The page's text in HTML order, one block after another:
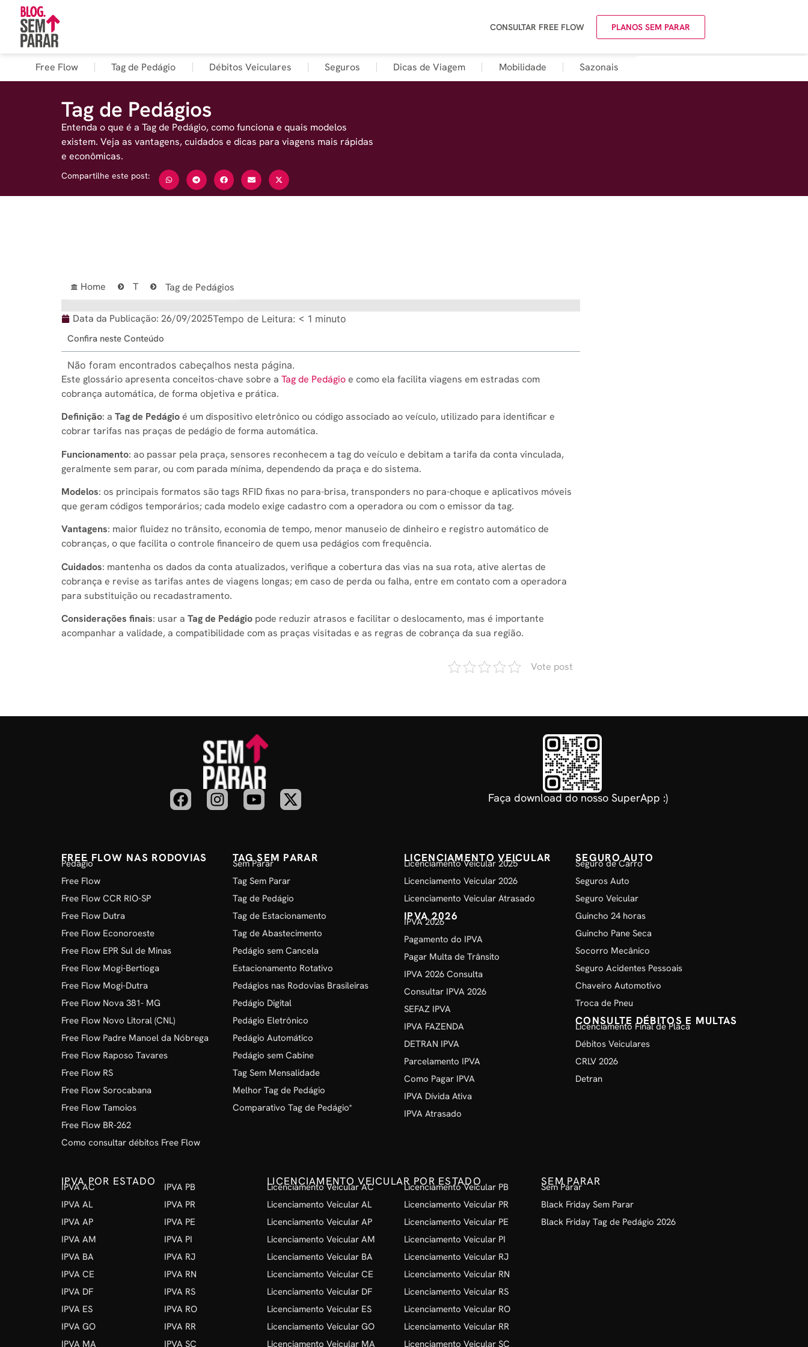
CONSULTAR FREE FLOW PLANOS SEM PARAR
Free Flow Tag de Pedágio Débitos Veiculares Seguros Dicas de Viagem Mobilidade Sazonais
Tag de Pedágios
Entenda o que é a Tag de Pedágio, como funciona e quais modelos
existem. Veja as vantagens, cuidados e dicas para viagens mais rápidas
e econômicas.
Compartilhe este post:
Home T Tag de Pedágios
Data da Publicação: 26/09/2025Tempo de Leitura: < 1 minuto
Confira neste Conteúdo
Não foram encontrados cabeçalhos nesta página.
Este glossário apresenta conceitos-chave sobre a Tag de Pedágioe como ela facilita viagens em estradas com
cobrança automática, de forma objetiva e prática.
Definição: a Tag de Pedágioé um dispositivo eletrônico ou código associado ao veículo, utilizado para identificar e
cobrar tarifas nas praças de pedágio de forma automática.
Funcionamento: ao passar pela praça, sensores reconhecem a tag do veículo e debitam a tarifa da conta vinculada,
geralmente sem parar, ou com parada mínima, dependendo da praça e do sistema.
Modelos: os principais formatos são tags RFID fixas no para-brisa, transponders no para-choque e aplicativos móveis
que geram códigos temporários; cada modelo exige cadastro com a operadora ou com o emissor da tag.
Vantagens: maior fluidez no trânsito, economia de tempo, menor manuseio de dinheiro e registro automático de
cobranças, o que facilita o controle financeiro de quem usa pedágios com frequência.
Cuidados: mantenha os dados da conta atualizados, verifique a cobertura das vias na sua rota, ative alertas de
cobrança e revise as tarifas antes de viagens longas; em caso de perda ou falha, entre em contato com a operadora
para substituição ou recadastramento.
Considerações finais: usar a Tag de Pedágio pode reduzir atrasos e facilitar o deslocamento, mas é importante
acompanhar a validade, a compatibilidade com as praças visitadas e as regras de cobrança da sua região.
Vote post
Faça download do nosso SuperApp :)
FREE FLOW NAS RODOVIAS
Pedágio
Free Flow
Free Flow CCR RIO-SP
Free Flow Dutra
Free Flow Econoroeste
Free Flow EPR Sul de Minas
Free Flow Mogi-Bertioga
Free Flow Mogi-Dutra
Free Flow Nova 381- MG
Free Flow Novo Litoral (CNL)
Free Flow Padre Manoel da Nóbrega
Free Flow Raposo Tavares
Free Flow RS
Free Flow Sorocabana
Free Flow Tamoios
Free Flow BR-262
Como consultar débitos Free Flow
TAG SEM PARAR
Sem Parar
Tag Sem Parar
Tag de Pedágio
Tag de Estacionamento
Tag de Abastecimento
Pedágio sem Cancela
Estacionamento Rotativo
Pedágios nas Rodovias Brasileiras
Pedágio Digital
Pedágio Eletrônico
Pedágio Automático
Pedágio sem Cabine
Tag Sem Mensalidade
Melhor Tag de Pedágio
Comparativo Tag de Pedágio*
LICENCIAMENTO VEICULAR
Licenciamento Veicular 2025
Licenciamento Veicular 2026
Licenciamento Veicular Atrasado
IPVA 2026
IPVA 2026
Pagamento do IPVA
Pagar Multa de Trânsito
IPVA 2026 Consulta
Consultar IPVA 2026
SEFAZ IPVA
IPVA FAZENDA
DETRAN IPVA
Parcelamento IPVA
Como Pagar IPVA
IPVA Dívida Ativa
IPVA Atrasado
SEGURO AUTO
Seguro de Carro
Seguros Auto
Seguro Veicular
Guincho 24 horas
Guincho Pane Seca
Socorro Mecânico
Seguro Acidentes Pessoais
Chaveiro Automotivo
Troca de Pneu
CONSULTE DÉBITOS E MULTAS
Licenciamento Final de Placa
Débitos Veiculares
CRLV 2026
Detran
IPVA POR ESTADO
IPVA AC
IPVA AL
IPVA AP
IPVA AM
IPVA BA
IPVA CE
IPVA DF
IPVA ES
IPVA GO
IPVA MA
IPVA PB
IPVA PR
IPVA PE
IPVA PI
IPVA RJ
IPVA RN
IPVA RS
IPVA RO
IPVA RR
IPVA SC
LICENCIAMENTO VEICULAR POR ESTADO
Licenciamento Veicular AC
Licenciamento Veicular AL
Licenciamento Veicular AP
Licenciamento Veicular AM
Licenciamento Veicular BA
Licenciamento Veicular CE
Licenciamento Veicular DF
Licenciamento Veicular ES
Licenciamento Veicular GO
Licenciamento Veicular MA
Licenciamento Veicular PB
Licenciamento Veicular PR
Licenciamento Veicular PE
Licenciamento Veicular PI
Licenciamento Veicular RJ
Licenciamento Veicular RN
Licenciamento Veicular RS
Licenciamento Veicular RO
Licenciamento Veicular RR
Licenciamento Veicular SC
SEM PARAR
Sem Parar
Black Friday Sem Parar
Black Friday Tag de Pedágio 2026